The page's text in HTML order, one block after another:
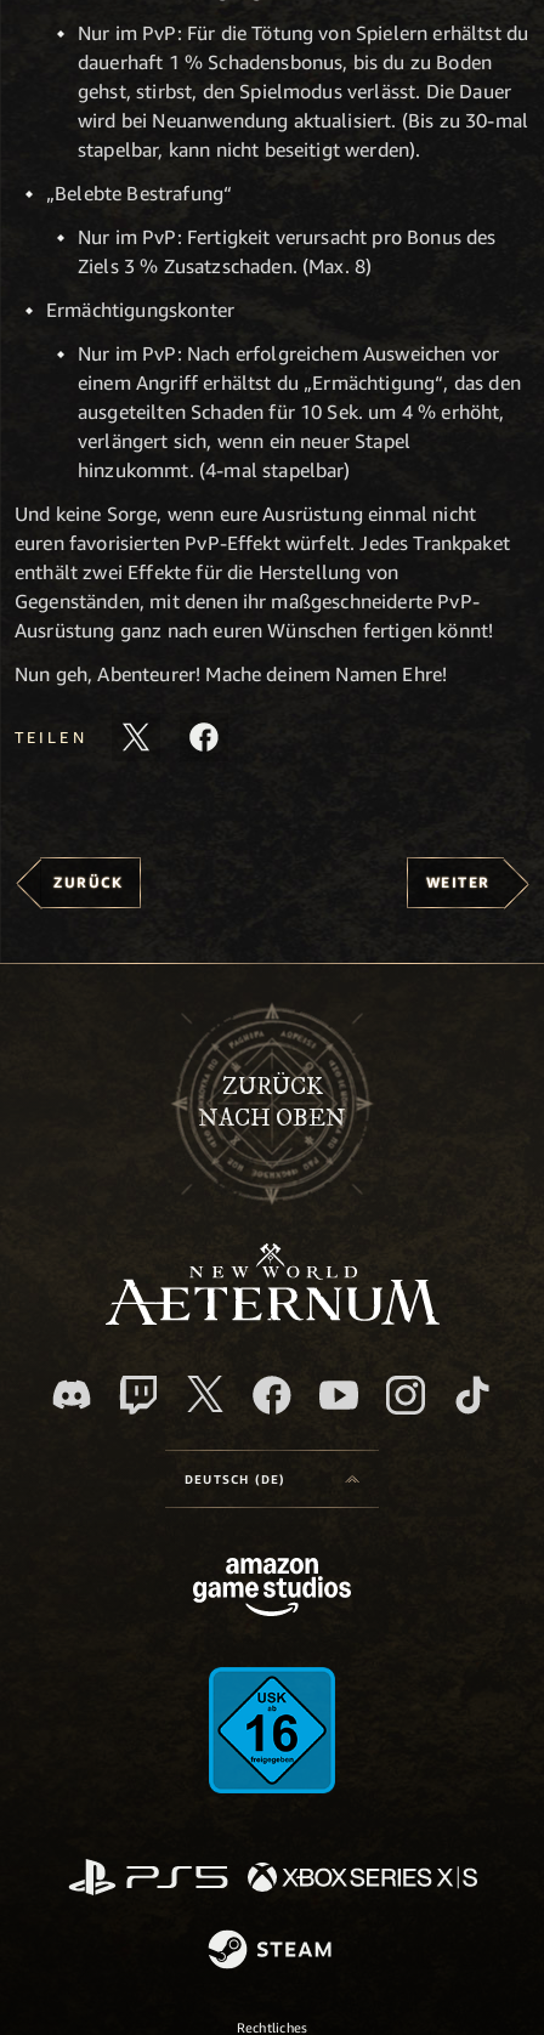
Nur im PvP: Für die Tötung von Spielern erhältst du
dauerhaft 1 % Schadensbonus, bis du zu Boden
gehst, stirbst, den Spielmodus verlässt. Die Dauer
wird bei Neuanwendung aktualisiert. (Bis zu 30-mal
stapelbar, kann nicht beseitigt werden).
„Belebte Bestrafung“
Nur im PvP: Fertigkeit verursacht pro Bonus des
Ziels 3 % Zusatzschaden. (Max. 8)
Ermächtigungskonter
Nur im PvP: Nach erfolgreichem Ausweichen vor
einem Angriff erhältst du „Ermächtigung“, das den
ausgeteilten Schaden für 10 Sek. um 4 % erhöht,
verlängert sich, wenn ein neuer Stapel
hinzukommt. (4-mal stapelbar)
Und keine Sorge, wenn eure Ausrüstung einmal nicht
euren favorisierten PvP-Effekt würfelt. Jedes Trankpaket
enthält zwei Effekte für die Herstellung von
Gegenständen, mit denen ihr maßgeschneiderte PvP-
Ausrüstung ganz nach euren Wünschen fertigen könnt!
Nun geh, Abenteurer! Mache deinem Namen Ehre!
TEILEN
ZURÜCK WEITER
ZURÜCK
NACH OBEN
DEUTSCH (DE)
Rechtliches